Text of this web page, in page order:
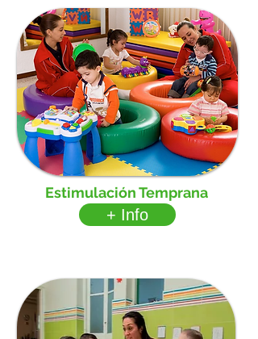
Estimulación Temprana
+ Info